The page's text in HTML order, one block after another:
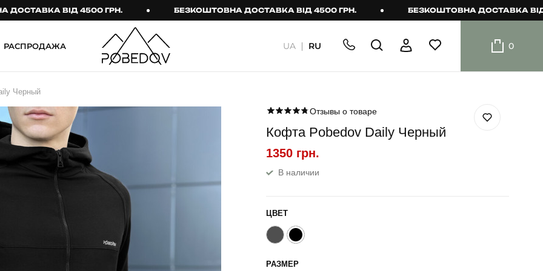
ВІД 4500 ГРН. БЕЗКОШТОВНА ДОСТАВКА ВІД 4500 ГРН. БЕЗКОШТОВНА ДОСТАВКА ВІД
Брюки
Джогери
Карго
Спортивні штани
Лосины
Джинсы
КОМПЛЕКТИ
Куртка й штани
Тактичні рукавиці
шорти
Шорти
РАСПРОДАЖА UA RU 0
Черный
Отзывы о товаре
Кофта Pobedov Daily Черный
1350 грн.
В наличии
ЦВЕТ
РАЗМЕР